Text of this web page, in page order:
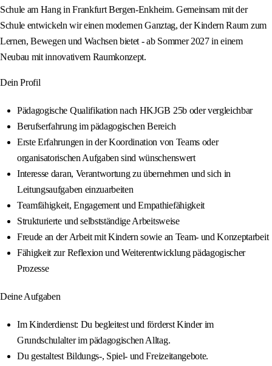
Schule am Hang in Frankfurt Bergen-Enkheim. Gemeinsam mit der
Schule entwickeln wir einen modernen Ganztag, der Kindern Raum zum
Lernen, Bewegen und Wachsen bietet - ab Sommer 2027 in einem
Neubau mit innovativem Raumkonzept.
Dein Profil
Pädagogische Qualifikation nach HKJGB 25b oder vergleichbar
Berufserfahrung im pädagogischen Bereich
Erste Erfahrungen in der Koordination von Teams oder
organisatorischen Aufgaben sind wünschenswert
Interesse daran, Verantwortung zu übernehmen und sich in
Leitungsaufgaben einzuarbeiten
Teamfähigkeit, Engagement und Empathiefähigkeit
Strukturierte und selbstständige Arbeitsweise
Freude an der Arbeit mit Kindern sowie an Team- und Konzeptarbeit
Fähigkeit zur Reflexion und Weiterentwicklung pädagogischer
Prozesse
Deine Aufgaben
Im Kinderdienst: Du begleitest und förderst Kinder im
Grundschulalter im pädagogischen Alltag.
Du gestaltest Bildungs-, Spiel- und Freizeitangebote.